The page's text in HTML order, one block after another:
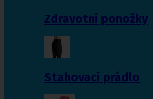
Zdravotní ponožky
Stahovací prádlo